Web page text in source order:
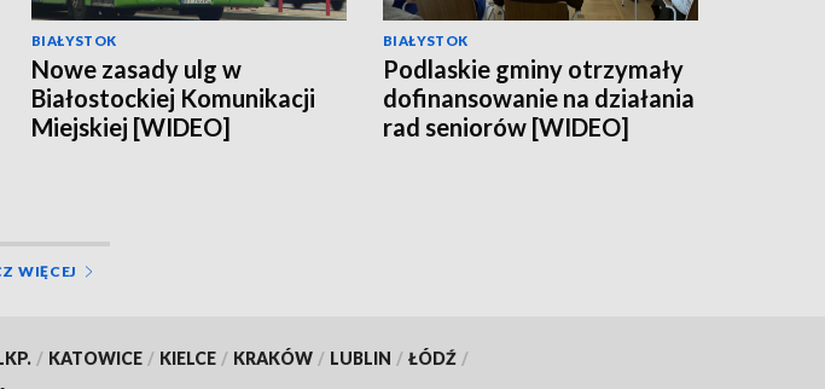
BIAŁYSTOK
Nowe zasady ulg w
Białostockiej Komunikacji
Miejskiej [WIDEO]
BIAŁYSTOK
Podlaskie gminy otrzymały
dofinansowanie na działania
rad seniorów [WIDEO]
WIĘCEJ
/ KATOWICE / KIELCE / KRAKÓW / LUBLIN / ŁÓDŹ /